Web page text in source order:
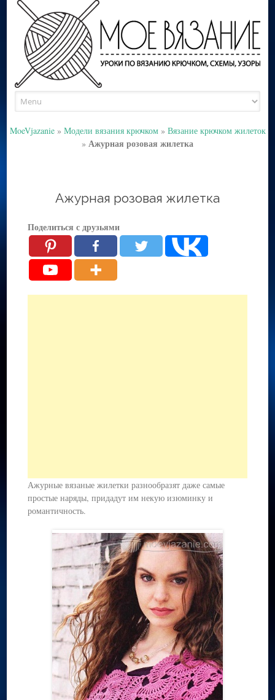
to
MoeVjazanie» Модели вязания крючком» Вязание крючком жилеток
» Ажурная розовая жилетка
Ажурная розовая жилетка
Поделиться с друзьями
Ажурные вязаные жилетки разнообразят даже самые
простые наряды, придадут им некую изюминку и
романтичность.